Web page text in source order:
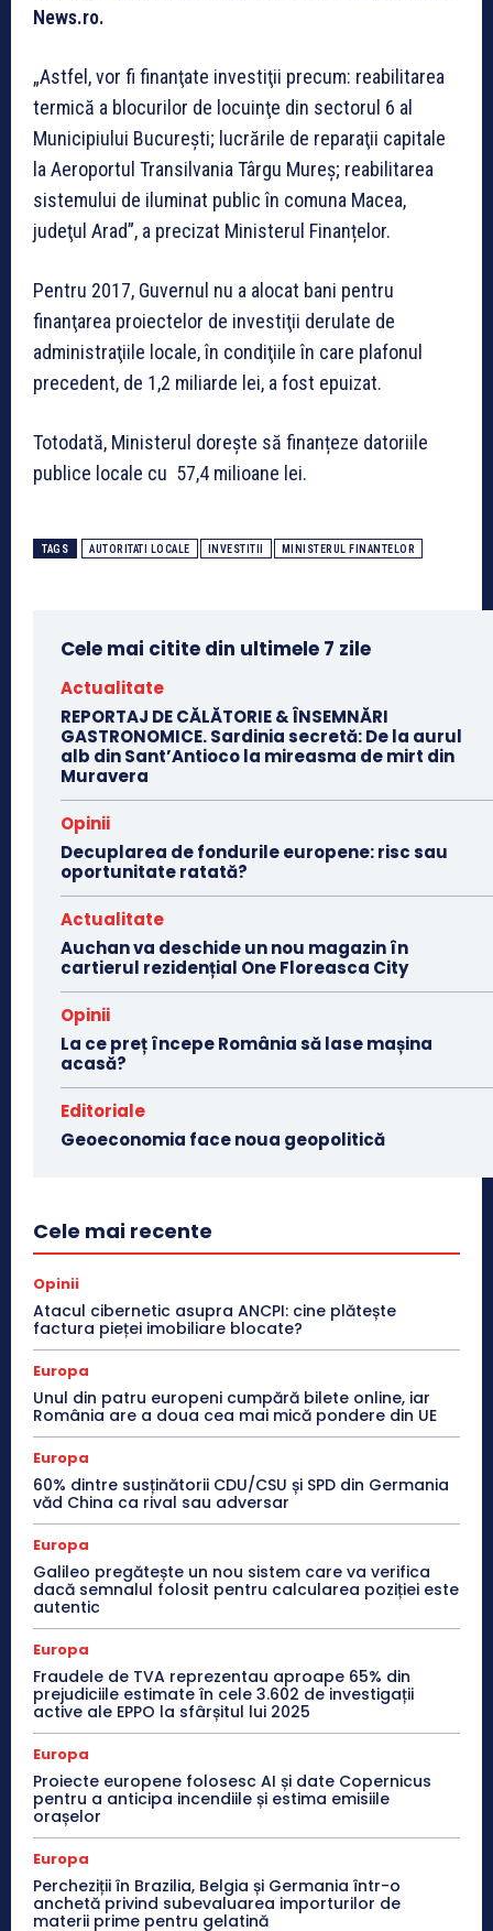
News.ro.
„Astfel, vor fi finanţate investiţii precum: reabilitarea
termică a blocurilor de locuinţe din sectorul 6 al
Municipiului Bucureşti; lucrările de reparaţii capitale
la Aeroportul Transilvania Târgu Mureş; reabilitarea
sistemului de iluminat public în comuna Macea,
judeţul Arad”, a precizat Ministerul Finanțelor.
Pentru 2017, Guvernul nu a alocat bani pentru
finanţarea proiectelor de investiţii derulate de
administraţiile locale, în condiţiile în care plafonul
precedent, de 1,2 miliarde lei, a fost epuizat.
Totodată, Ministerul dorește să finanțeze datoriile
publice locale cu 57,4 milioane lei.
TAGS AUTORITATI LOCALE INVESTITII MINISTERUL FINANTELOR
Cele mai citite din ultimele 7 zile
Actualitate
REPORTAJ DE CĂLĂTORIE & ÎNSEMNĂRI
GASTRONOMICE. Sardinia secretă: De la aurul
alb din Sant’Antioco la mireasma de mirt din
Muravera
Opinii
Decuplarea de fondurile europene: risc sau
oportunitate ratată?
Actualitate
Auchan va deschide un nou magazin în
cartierul rezidențial One Floreasca City
Opinii
La ce preț începe România să lase mașina
acasă?
Editoriale
Geoeconomia face noua geopolitică
Cele mai recente
Opinii
Atacul cibernetic asupra ANCPI: cine plătește
factura pieței imobiliare blocate?
Europa
Unul din patru europeni cumpără bilete online, iar
România are a doua cea mai mică pondere din UE
Europa
60% dintre susținătorii CDU/CSU și SPD din Germania
văd China ca rival sau adversar
Europa
Galileo pregătește un nou sistem care va verifica
dacă semnalul folosit pentru calcularea poziției este
autentic
Europa
Fraudele de TVA reprezentau aproape 65% din
prejudiciile estimate în cele 3.602 de investigații
active ale EPPO la sfârșitul lui 2025
Europa
Proiecte europene folosesc AI și date Copernicus
pentru a anticipa incendiile și estima emisiile
orașelor
Europa
Percheziții în Brazilia, Belgia și Germania într-o
anchetă privind subevaluarea importurilor de
materii prime pentru gelatină